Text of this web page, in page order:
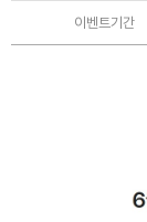
이벤트기간